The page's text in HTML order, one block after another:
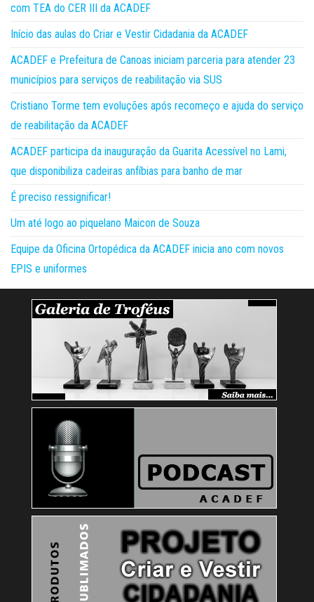
com TEA do CER III da ACADEF
Início das aulas do Criar e Vestir Cidadania da ACADEF
ACADEF e Prefeitura de Canoas iniciam parceria para atender 23
municípios para serviços de reabilitação via SUS
Cristiano Torme tem evoluções após recomeço e ajuda do serviço
de reabilitação da ACADEF
ACADEF participa da inauguração da Guarita Acessível no Lami,
que disponibiliza cadeiras anfíbias para banho de mar
É preciso ressignificar!
Um até logo ao piquelano Maicon de Souza
Equipe da Oficina Ortopédica da ACADEF inicia ano com novos
EPIS e uniformes